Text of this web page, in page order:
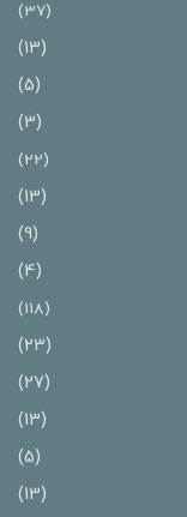
(37)
(13)
(5)
(3)
(22)
(13)
(9)
(4)
(118)
(23)
(27)
(13)
(5)
(13)